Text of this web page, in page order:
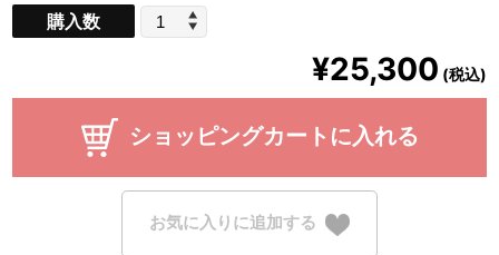
購入数
¥25,300 (税込)
ショッピングカートに入れる
お気に入りに追加する